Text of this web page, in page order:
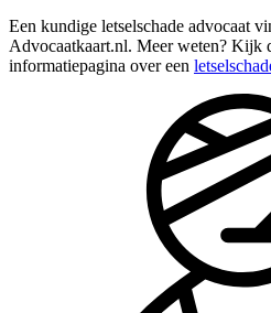
Een kundige letselschade advocaat
Advocaatkaart.nl. Meer weten? Kijk
informatiepagina over een